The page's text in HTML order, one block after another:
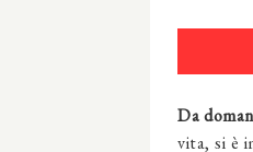
Da
vita, si è